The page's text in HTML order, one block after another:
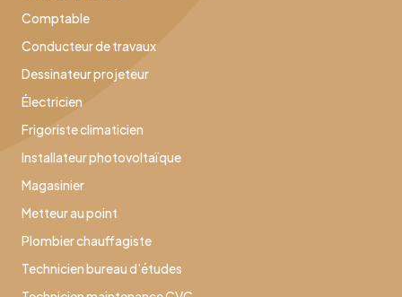
Comptable
Conducteur de travaux
Dessinateur projeteur
Électricien
Frigoriste climaticien
Installateur photovoltaïque
Magasinier
Metteur au point
Plombier chauffagiste
Technicien bureau d’études